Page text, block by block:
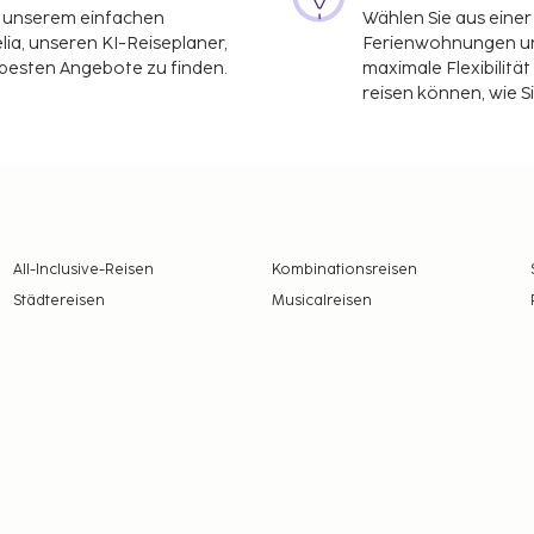
unserem einfachen
unseren KI-Reiseplaner,
Angebote zu finden.
Wählen Sie aus
Ferienwohnungen
maximale
reisen können, wie
All-Inclusive-Reisen Kombinationsreisen
Städtereisen
Musicalreisen